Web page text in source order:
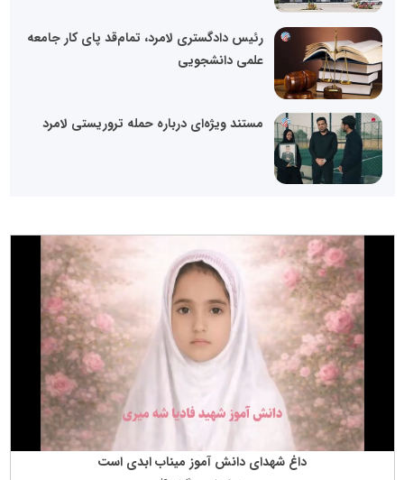
رئیس دادگستری لامرد، تمام‌قد پای کار جامعه
علمی دانشجویی
مستند ویژه‌ای درباره حمله تروریستی لامرد
داغ شهدای دانش آموز میناب ابدی است